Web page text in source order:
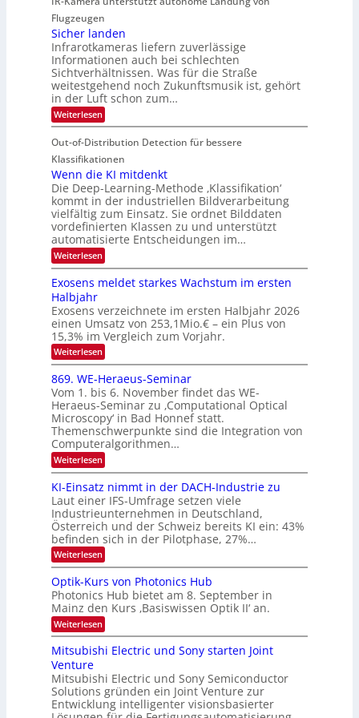
-
M
e
m
s
u
n
d
M
a
n
t
i
S
p
e
c
t
r
i
c
h
k
e
i
t
e
d
e
r
i
n
V
I
S
I
O
N
T
e
c
h
T
a
l
k
i
d
e
d
T
o
u
r
u
d
e
r
V
S
O
N
2
0
2
6
Flugzeugen
Sicher landen
Infrarotkameras liefern zuverlässige
Informationen auch bei schlechten
Sichtverhältnissen. Was für die Straße
weitestgehend noch Zukunftsmusik ist, gehört
in der Luft schon zum…
Weiterlesen:
S
c
h
l
a
n
d
e
n
Out-of-Distribution Detection für bessere
Klassifikationen
Wenn die KI mitdenkt
Die Deep-Learning-Methode ‚Klassifikation‘
kommt in der industriellen Bildverarbeitung
vielfältig zum Einsatz. Sie ordnet Bilddaten
vordefinierten Klassen zu und unterstützt
automatisierte Entscheidungen im…
Weiterlesen:
W
n
d
i
e
K
I
m
i
t
d
e
n
k
t
Exosens meldet starkes Wachstum im ersten
Halbjahr
Exosens verzeichnete im ersten Halbjahr 2026
einen Umsatz von 253,1Mio.€ – ein Plus von
15,3% im Vergleich zum Vorjahr.
Weiterlesen:
E
x
o
s
e
n
s
m
e
l
d
e
t
s
t
a
r
k
e
W
a
c
h
s
u
i
m
e
r
869. WE-Heraeus-Seminar
Vom 1. bis 6. November findet das WE-
Heraeus-Seminar zu ‚Computational Optical
Microscopy‘ in Bad Honnef statt.
Themenschwerpunkte sind die Integration von
Computeralgorithmen…
Weiterlesen:
8
9
.
W
E
-
H
e
r
a
e
u
s
-
S
e
n
a
r
KI-Einsatz nimmt in der DACH-Industrie zu
Laut einer IFS-Umfrage setzen viele
Industrieunternehmen in Deutschland,
Österreich und der Schweiz bereits KI ein: 43%
befinden sich in der Pilotphase, 27%…
Weiterlesen:
K
-
E
i
n
s
a
t
n
m
m
Optik-Kurs von Photonics Hub
Photonics Hub bietet am 8. September in
Mainz den Kurs ‚Basiswissen Optik II‘ an.
Weiterlesen:
O
p
t
k
-
K
u
Mitsubishi Electric und Sony starten Joint
Venture
Mitsubishi Electric und Sony Semiconductor
Solutions gründen ein Joint Venture zur
Entwicklung intelligenter visionsbasierter